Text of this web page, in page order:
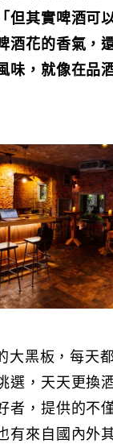
「但其實啤酒可
酒花的香氣，
味，就像在品
大黑板，每天
選，天天更換
者，提供的不
有來自國內外